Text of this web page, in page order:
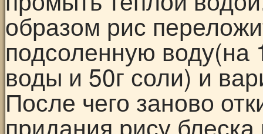
образом рис
подсоленную воду(на
воды и 50г соли) и
После чего заново
придания рису